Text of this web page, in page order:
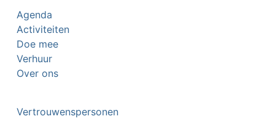
Agenda
Activiteiten
Doe mee
Verhuur
Over ons
Vertrouwenspersonen